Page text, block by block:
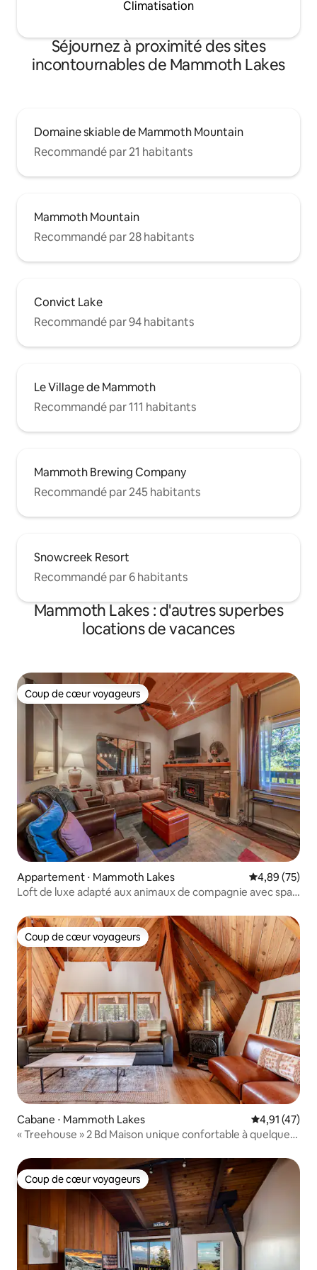
Climatisation
Séjournez à proximité des sites
incontournables de Mammoth Lakes
Domaine skiable de Mammoth Mountain
Recommandé par 21 habitants
Mammoth Mountain
Recommandé par 28 habitants
Convict Lake
Recommandé par 94 habitants
Le Village de Mammoth
Recommandé par 111 habitants
Mammoth Brewing Company
Recommandé par 245 habitants
Snowcreek Resort
Recommandé par 6 habitants
Mammoth Lakes : d'autres superbes
locations de vacances
Coup de cœur voyageurs
Coup de cœur voyageurs
Appartement ⋅ Mammoth Lakes Évaluation
4,89 (75)
Loft de luxe adapté aux animaux de compagnie avec spa
Coup de cœur voyageurs
Coup de cœur voyageurs
Cabane ⋅ Mammoth Lakes Évaluation
4,91 (47)
« Treehouse » 2 Bd Maison unique confortable à quelques
Coup de cœur voyageurs
Coup de cœur voyageurs